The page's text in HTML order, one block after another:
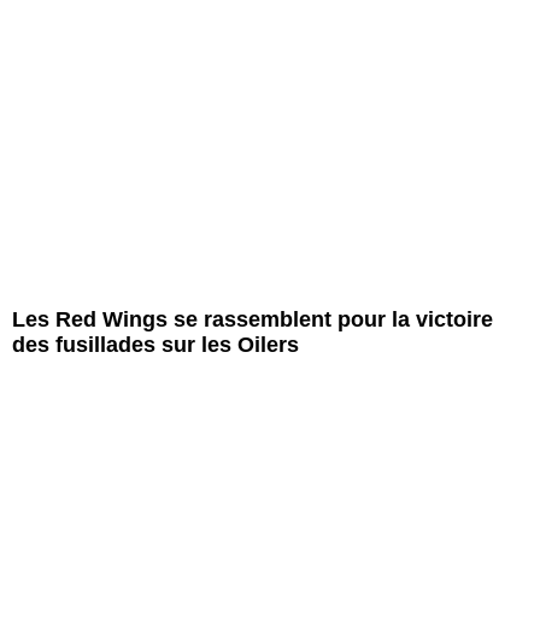
Les Red Wings se rassemblent pour la victoire
des fusillades sur les Oilers